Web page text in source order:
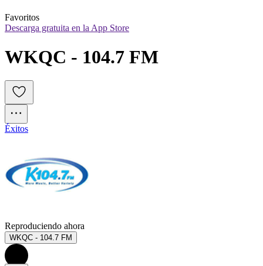
Favoritos
Descarga gratuita en la App Store
WKQC - 104.7 FM
Éxitos
Reproduciendo ahora
WKQC - 104.7 FM